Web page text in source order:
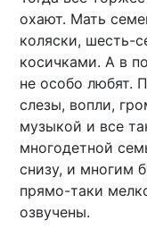
охают. Мать
коляски, шесть-
косичками. А в
не особо любят.
слезы, вопли,
музыкой и все
многодетной
снизу, и многим
прямо-таки
озвучены.